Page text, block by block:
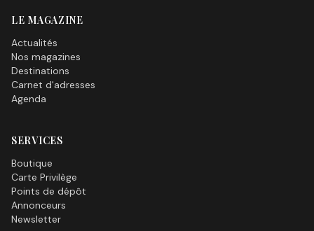
LE MAGAZINE
Actualités
Nos magazines
Destinations
Carnet d'adresses
Agenda
SERVICES
Boutique
Carte Privilège
Points de dépôt
Annonceurs
Newsletter